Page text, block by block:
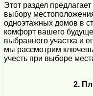
Этот раздел
выбору
одноэтажных домов в
комфорт вашего
выбранного участка и
мы рассмотрим
учесть при выборе
2.